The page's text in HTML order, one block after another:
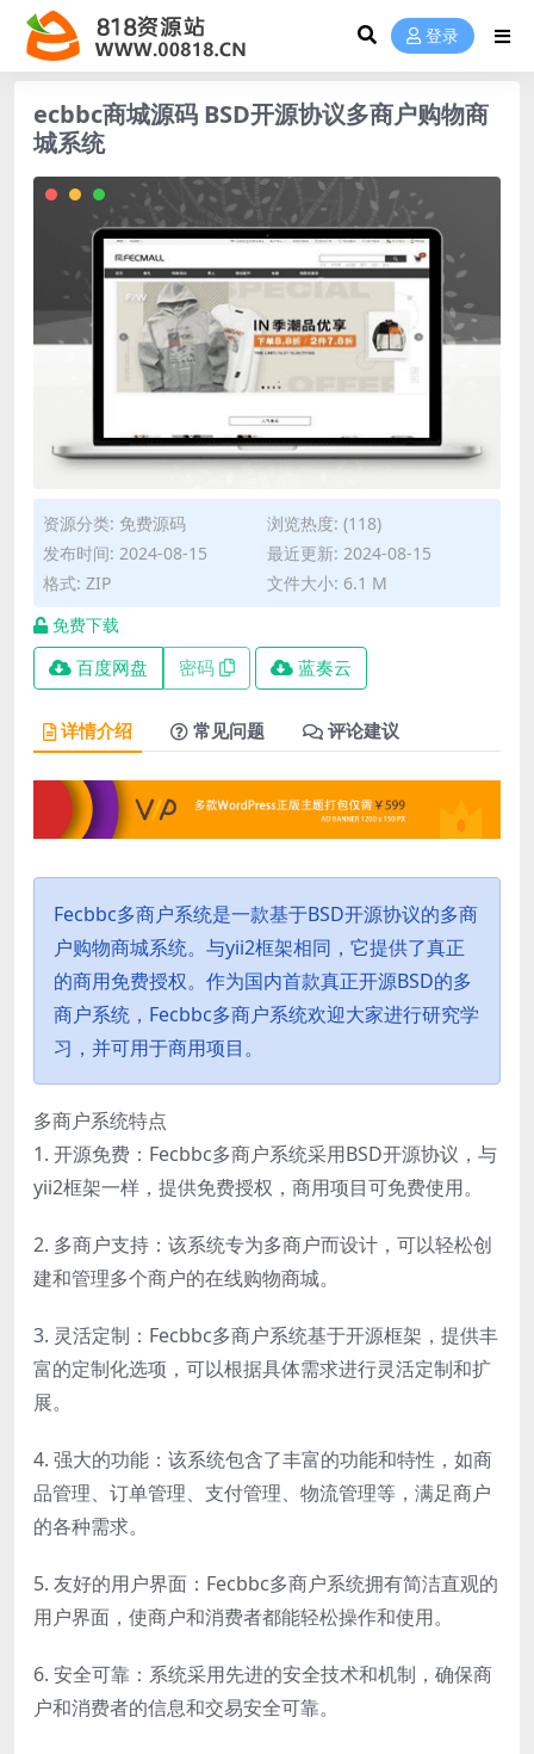
登录
ecbbc商城源码 BSD开源协议多商户购物商
城系统
资源分类: 免费源码
浏览热度: (118)
发布时间: 2024-08-15
最近更新: 2024-08-15
格式: ZIP
文件大小: 6.1 M
免费下载
百度网盘 密码 蓝奏云
详情介绍 常见问题 评论建议
Fecbbc多商户系统是一款基于BSD开源协议的多商
户购物商城系统。与yii2框架相同，它提供了真正
的商用免费授权。作为国内首款真正开源BSD的多
商户系统，Fecbbc多商户系统欢迎大家进行研究学
习，并可用于商用项目。
多商户系统特点
1. 开源免费：Fecbbc多商户系统采用BSD开源协议，与
yii2框架一样，提供免费授权，商用项目可免费使用。
2. 多商户支持：该系统专为多商户而设计，可以轻松创
建和管理多个商户的在线购物商城。
3. 灵活定制：Fecbbc多商户系统基于开源框架，提供丰
富的定制化选项，可以根据具体需求进行灵活定制和扩
展。
4. 强大的功能：该系统包含了丰富的功能和特性，如商
品管理、订单管理、支付管理、物流管理等，满足商户
的各种需求。
5. 友好的用户界面：Fecbbc多商户系统拥有简洁直观的
用户界面，使商户和消费者都能轻松操作和使用。
6. 安全可靠：系统采用先进的安全技术和机制，确保商
户和消费者的信息和交易安全可靠。